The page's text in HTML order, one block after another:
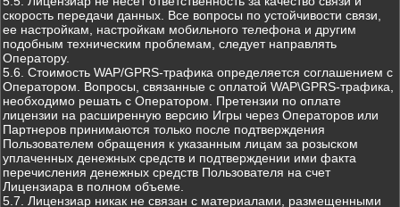
скорость передачи данных. Все вопросы по устойчивости связи,
ее настройкам, настройкам мобильного телефона и другим
подобным техническим проблемам, следует направлять
Оператору.
5.6. Стоимость WAP/GPRS-трафика определяется соглашением с
Оператором. Вопросы, связанные с оплатой WAP\GPRS-трафика,
необходимо решать с Оператором. Претензии по оплате
лицензии на расширенную версию Игры через Операторов или
Партнеров принимаются только после подтверждения
Пользователем обращения к указанным лицам за розыском
уплаченных денежных средств и подтверждении ими факта
перечисления денежных средств Пользователя на счет
Лицензиара в полном объеме.
5.7. Лицензиар никак не связан с материалами, размещенными